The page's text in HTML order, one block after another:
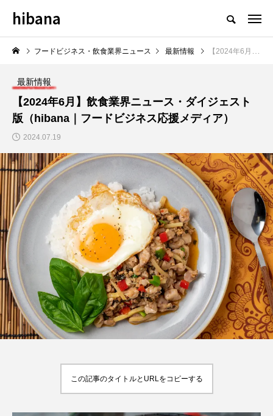
フードビジネス・飲食業界のニュースメディア
NEW POST
飲食マーケティング
【2026年最新】注目の飲食店フ
ランチャイズブランド特集｜これ
から伸びるおすすめFC10選
2026.07.30
飲食DX
【hibana編集部注目！】飲食店
経営＆フードビジネス専用の商
品・サービス紹介｜2026年8月
2026.08.07
hibana
フードビジネス・飲食業界ニュース 最新情報 【2024年6月】飲食業界ニュース・ダイジェスト版（hibana｜フードビジネス応援メディア）
最新情報
【2024年6月】飲食業界ニュース・ダイジェスト
版（hibana｜フードビジネス応援メディア）
2024.07.19
この記事のタイトルとURLをコピーする